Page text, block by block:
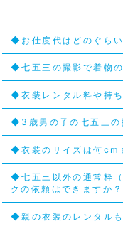
◆お仕度代はどのぐらい
◆七五三の撮影で着物
◆衣装レンタル料や持
◆3歳男の子の七五三の
◆衣装のサイズは何cm
◆七五三以外の通常枠
クの依頼はできますか？
◆親の衣装のレンタルも